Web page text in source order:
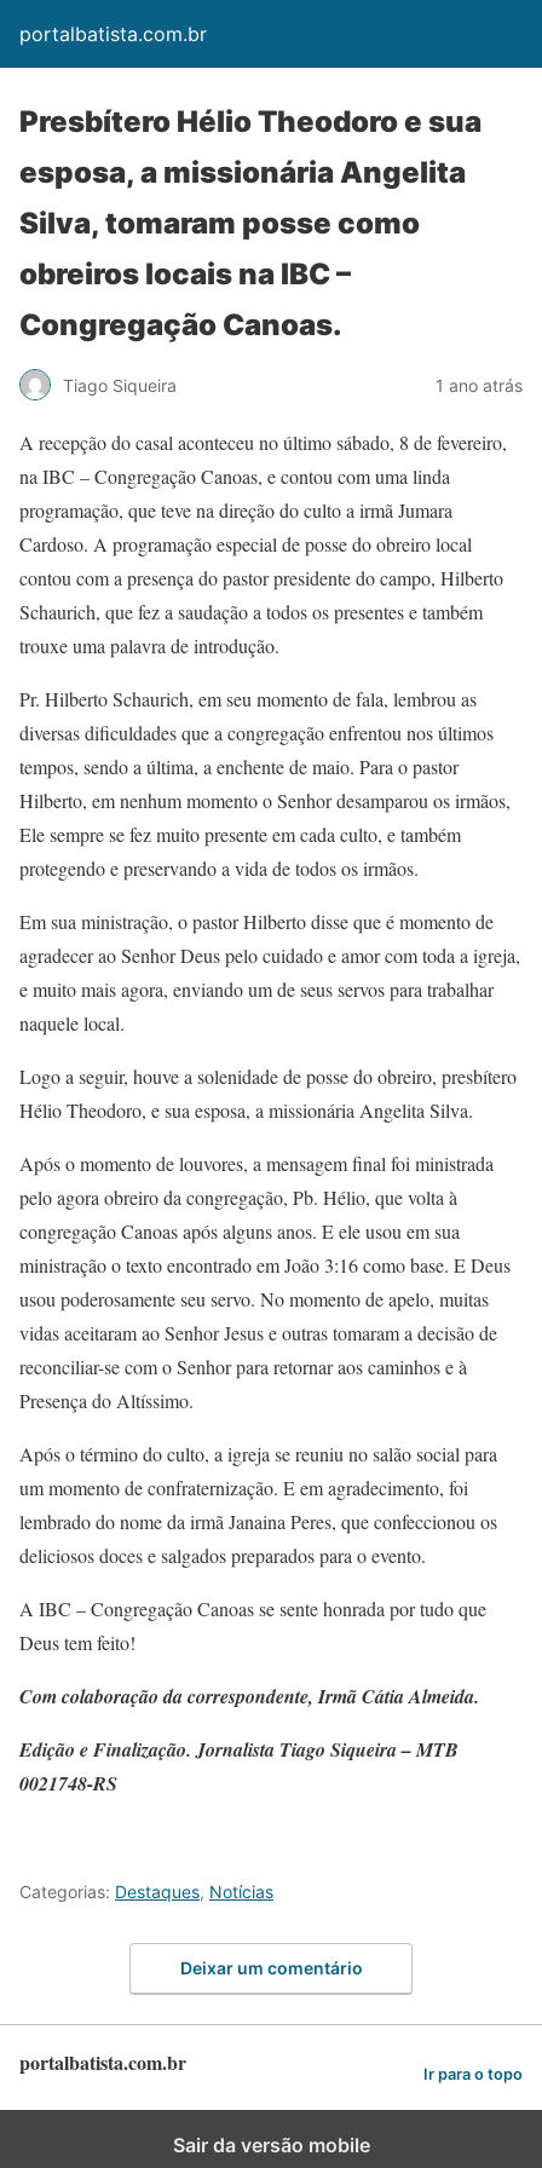
portalbatista.com.br
Presbítero Hélio Theodoro e sua
esposa, a missionária Angelita
Silva, tomaram posse como
obreiros locais na IBC –
Congregação Canoas.
Tiago Siqueira 1 ano atrás
A recepção do casal aconteceu no último sábado, 8 de fevereiro,
na IBC – Congregação Canoas, e contou com uma linda
programação, que teve na direção do culto a irmã Jumara
Cardoso. A programação especial de posse do obreiro local
contou com a presença do pastor presidente do campo, Hilberto
Schaurich, que fez a saudação a todos os presentes e também
trouxe uma palavra de introdução.
Pr. Hilberto Schaurich, em seu momento de fala, lembrou as
diversas dificuldades que a congregação enfrentou nos últimos
tempos, sendo a última, a enchente de maio. Para o pastor
Hilberto, em nenhum momento o Senhor desamparou os irmãos,
Ele sempre se fez muito presente em cada culto, e também
protegendo e preservando a vida de todos os irmãos.
Em sua ministração, o pastor Hilberto disse que é momento de
agradecer ao Senhor Deus pelo cuidado e amor com toda a igreja,
e muito mais agora, enviando um de seus servos para trabalhar
naquele local.
Logo a seguir, houve a solenidade de posse do obreiro, presbítero
Hélio Theodoro, e sua esposa, a missionária Angelita Silva.
Após o momento de louvores, a mensagem final foi ministrada
pelo agora obreiro da congregação, Pb. Hélio, que volta à
congregação Canoas após alguns anos. E ele usou em sua
ministração o texto encontrado em João 3:16 como base. E Deus
usou poderosamente seu servo. No momento de apelo, muitas
vidas aceitaram ao Senhor Jesus e outras tomaram a decisão de
reconciliar-se com o Senhor para retornar aos caminhos e à
Presença do Altíssimo.
Após o término do culto, a igreja se reuniu no salão social para
um momento de confraternização. E em agradecimento, foi
lembrado do nome da irmã Janaina Peres, que confeccionou os
deliciosos doces e salgados preparados para o evento.
A IBC – Congregação Canoas se sente honrada por tudo que
Deus tem feito!
Com colaboração da correspondente, Irmã Cátia Almeida.
Edição e Finalização. Jornalista Tiago Siqueira – MTB
0021748-RS
Categorias: Destaques, Notícias
Deixar um comentário
portalbatista.com.br Ir para o topo
Sair da versão mobile